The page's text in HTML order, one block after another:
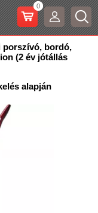
0
porszívó, bordó,
(2 évjótállás
alapján